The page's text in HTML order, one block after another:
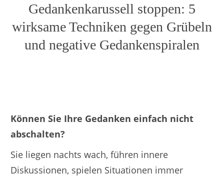
Gedankenkarussell stoppen: 5
wirksame Techniken gegen Grübeln
und negative Gedankenspiralen
Können Sie Ihre Gedanken einfach nicht
abschalten?
Sie liegen nachts wach, führen innere
Diskussionen, spielen Situationen immer